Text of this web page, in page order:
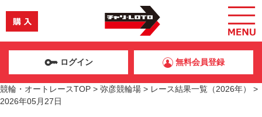
ログイン 無料会員登録
競輪・オートレースTOP > 弥彦競輪場 > レース結果一覧（2026年）
>
2026年05月27日